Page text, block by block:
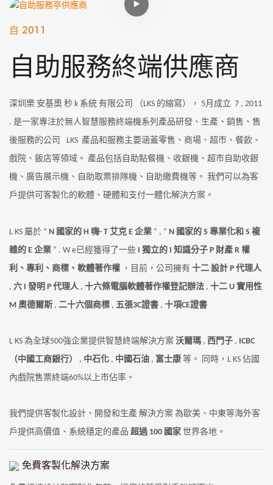
自 2011
自助服務終端供應商
深圳樂 安基奧 秒 k 系統 有限公司 （LKS 的縮寫）， 5月成立 7 , 2011
. 是一家專注於無人智慧服務終端機系列產品研發、生產、銷售、售
後服務的公司
LKS 產品和服務主要涵蓋零售、商場、超市、餐飲、
戲院、飯店等領域。 產品包括自助點餐機、收銀機、超市自助收銀
機、廣告展示機、自助取票排隊機、自助繳費機等。 我們可以為客
戶提供可客製化的軟體、硬體和支付一體化解決方案。
L KS 屬於 “ N 國家的 H 嗨- T 艾克 E 企業 ” , “ N 國家的 S 專業化和 S 複
雜的 E 企業 ” . We已經獲得了一些 I 獨立的 I 知識分子 P 財產 R 權
利、專利、商標、軟體著作權 ，目前，公司擁有 十二 設計 P 代理人
, 六 I 發明 P 代理人 , 十六條電腦軟體著作權登記辦法 , 十二 U 實用性
M 奧德爾斯 , 二十六個商標 , 五張3C證書 , 十項CE證書
L KS 為全球500強企業提供智慧終端解決方案 沃爾瑪 , 西門子 , ICBC
（中國工商銀行） , 中石化 , 中國石油 , 富士康 等。 同時，L KS 佔國
內戲院售票終端60%以上市佔率。
我們提供客製化設計、開發和生產 解決方案 為歐美、中東等海外客
戶提供高價值、系統穩定的產品 超過 100 國家 世界各地。
免費客製化解決方案